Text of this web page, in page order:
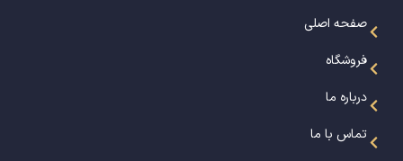
صفحه اصلی
فروشگاه
درباره ما
تماس با ما